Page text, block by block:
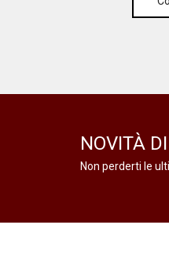
NOVITÀ
Non perderti le